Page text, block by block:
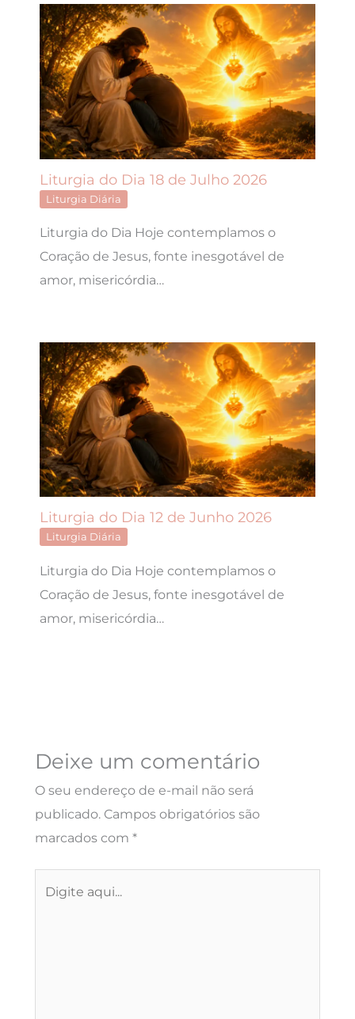
Liturgia do Dia 18 de Julho 2026
Liturgia Diária
Liturgia do Dia Hoje contemplamos o
Coração de Jesus, fonte inesgotável de
amor, misericórdia…
Liturgia do Dia 12 de Junho 2026
Liturgia Diária
Liturgia do Dia Hoje contemplamos o
Coração de Jesus, fonte inesgotável de
amor, misericórdia…
Deixe um comentário
O seu endereço de e-mail não será
publicado. Campos obrigatórios são
marcados com *